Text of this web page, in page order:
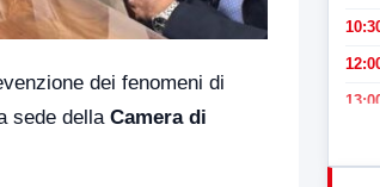
dei fenomeni di
sede della Camera di